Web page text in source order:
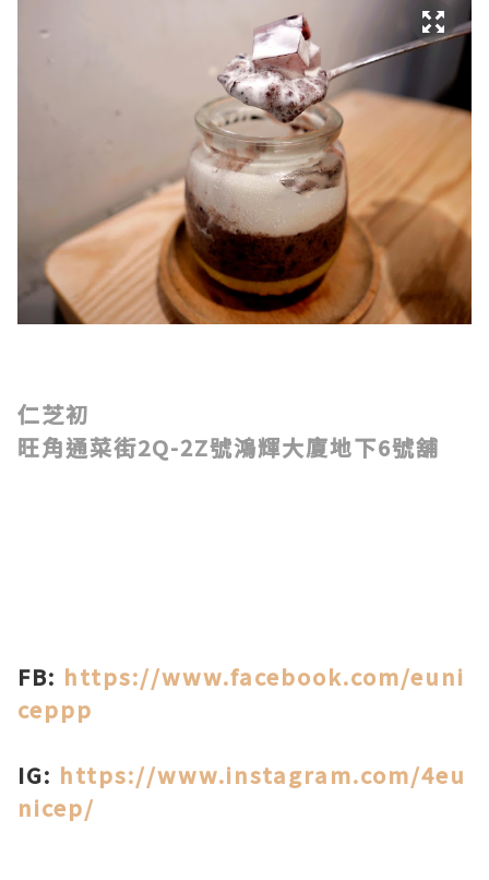
仁芝初
旺角通菜街2Q-2Z號鴻輝大廈地下6號舖
FB: https://www.facebook.com/euni
ceppp
IG: https://www.instagram.com/4eu
nicep/